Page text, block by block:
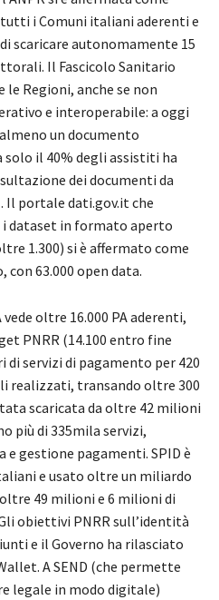
i Comuni italiani aderenti e
scaricare autonomamente 15
Il Fascicolo Sanitario
Regioni, anche se non
e interoperabile: a oggi
un documento
solo il 40% degli assistiti ha
dei documenti da
Il portale dati.gov.it che
dataset in formato aperto
1.300) si è affermato come
63.000 open data.
oltre 16.000 PA aderenti,
PNRR (14.100 entro fine
di servizi di pagamento per 420
realizzati, transando oltre 300
scaricata da oltre 42 milioni
più di 335mila servizi,
gestione pagamenti. SPID è
e usato oltre un miliardo
49 milioni e 6 milioni di
obiettivi PNRR sull’identità
e il Governo ha rilasciato
A SEND (che permette
legale in modo digitale)